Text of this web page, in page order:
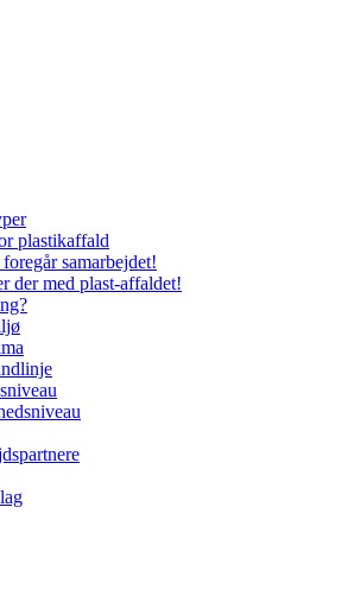
plastikaffald
samarbejdet!
der med plast-affaldet!